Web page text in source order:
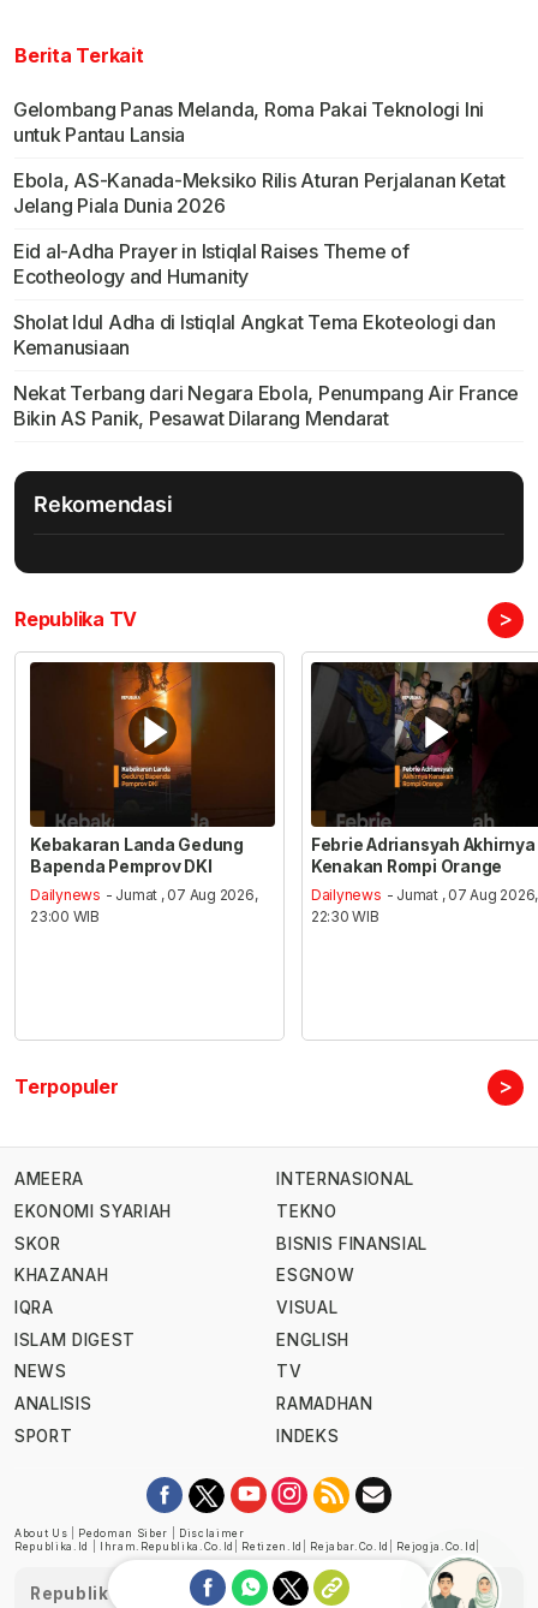
Berita Terkait
Gelombang Panas Melanda, Roma Pakai Teknologi Ini
untuk Pantau Lansia
Ebola, AS-Kanada-Meksiko Rilis Aturan Perjalanan Ketat
Jelang Piala Dunia 2026
Eid al-Adha Prayer in Istiqlal Raises Theme of
Ecotheology and Humanity
Sholat Idul Adha di Istiqlal Angkat Tema Ekoteologi dan
Kemanusiaan
Nekat Terbang dari Negara Ebola, Penumpang Air France
Bikin AS Panik, Pesawat Dilarang Mendarat
Rekomendasi
Republika TV >
Kebakaran Landa Gedung
Bapenda Pemprov DKI
Dailynews - Jumat , 07 Aug 2026,
23:00 WIB
Febrie Adriansyah Akhirnya
Kenakan Rompi Orange
Dailynews - Jumat , 07 Aug 2026,
22:30 WIB
Terpopuler >
AMEERA
EKONOMI SYARIAH
SKOR
KHAZANAH
IQRA
ISLAM DIGEST
NEWS
ANALISIS
SPORT
INTERNASIONAL
TEKNO
BISNIS FINANSIAL
ESGNOW
VISUAL
ENGLISH
TV
RAMADHAN
INDEKS
About Us Pedoman Siber
Disclaimer
Republika.id
Ihram.republika.co.id Retizen.id Rejabar.co.id Rejogja.co.id
Republika telah diverifikasi oleh Dewan Pers